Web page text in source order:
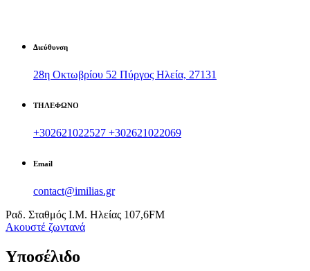
Διεύθυνση
28η Οκτωβρίου 52 Πύργος Ηλεία, 27131
ΤΗΛΕΦΩΝΟ
+302621022527 +302621022069
Email
contact@imilias.gr
Ραδ. Σταθμός Ι.Μ. Ηλείας 107,6FM
Aκουστέ ζωντανά
Υποσέλιδο